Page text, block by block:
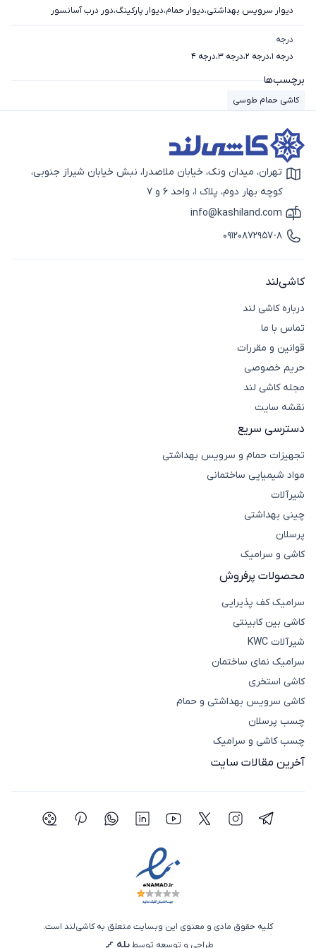
دیوار سرویس بهداشتی،دیوار حمام،دیوار پارکینگ،دور درب آسانسور
درجه
درجه 1 ،درجه 2 ،درجه 3 ،درجه 4
برچسب‌ها
کاشی حمام طوسی
آیکون نقشه
تهران، میدان ونک، خیابان ملاصدرا، نبش خیابان شیراز جنوبی،
کوچه بهار دوم، پلاک 1، واحد 6 و 7
آیکون ایمیل
info@kashiland.com
آیکون تماس
09120872957-8
کاشی‌لند
درباره کاشی لند
تماس با ما
قوانین و مقررات
حریم خصوصی
مجله کاشی لند
نقشه سایت
دسترسی سریع
تجهیزات حمام و سرویس بهداشتی
مواد شیمیایی ساختمانی
شیرآلات
چینی بهداشتی
پرسلان
کاشی و سرامیک
محصولات پرفروش
سرامیک کف پذیرایی
کاشی بین کابینتی
شیرآلات KWC
سرامیک نمای ساختمان
کاشی استخری
کاشی سرویس بهداشتی و حمام
چسب پرسلان
چسب کاشی و سرامیک
آخرین مقالات سایت
کلیه حقوق مادی و معنوی این وبسایت متعلق به کاشی‌لند است.
طراحی و توسعه توسطپله
شبکه اجتماعی تلگرام
شبکه اجتماعی اینستاگرام
شبکه اجتماعی توییتر(ایکس)
شبکه اجتماعی یوتیوب
شبکه اجتماعی لینکدین
شبکه اجتماعی واتساپ
شبکه اجتماعی
شبکه